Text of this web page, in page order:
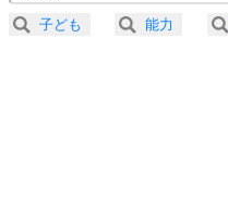
2.5倍速 （174KB 44秒）
3.0倍速 （145KB 37秒）
子ども 能力